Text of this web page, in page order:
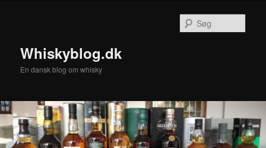
Whiskyblog.dk
En dansk blog om whisky